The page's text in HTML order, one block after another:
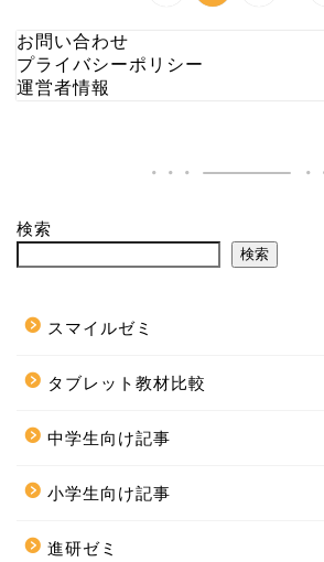
お問い合わせ
プライバシーポリシー
運営者情報
検索
検索
スマイルゼミ
タブレット教材比較
中学生向け記事
小学生向け記事
進研ゼミ